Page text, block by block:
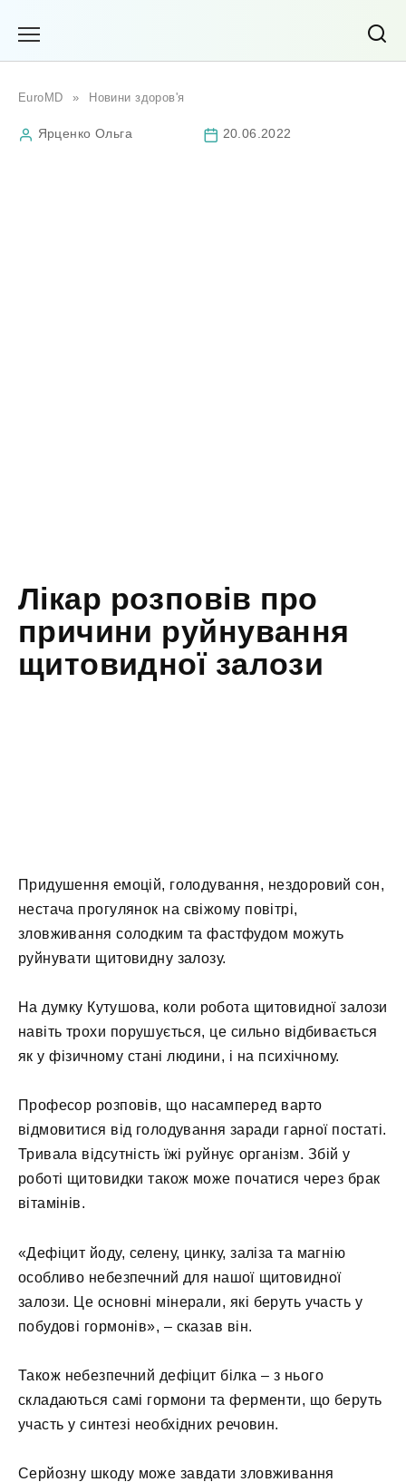
EuroMD » Новини здоров'я
Ярценко Ольга 20.06.2022
Лікар розповів про
причини руйнування
щитовидної залози
Придушення емоцій, голодування, нездоровий сон,
нестача прогулянок на свіжому повітрі,
зловживання солодким та фастфудом можуть
руйнувати щитовидну залозу.
На думку Кутушова, коли робота щитовидної залози
навіть трохи порушується, це сильно відбивається
як у фізичному стані людини, і на психічному.
Професор розповів, що насамперед варто
відмовитися від голодування заради гарної постаті.
Тривала відсутність їжі руйнує організм. Збій у
роботі щитовидки також може початися через брак
вітамінів.
«Дефіцит йоду, селену, цинку, заліза та магнію
особливо небезпечний для нашої щитовидної
залози. Це основні мінерали, які беруть участь у
побудові гормонів», – сказав він.
Також небезпечний дефіцит білка – з нього
складаються самі гормони та ферменти, що беруть
участь у синтезі необхідних речовин.
Серйозну шкоду може завдати зловживання